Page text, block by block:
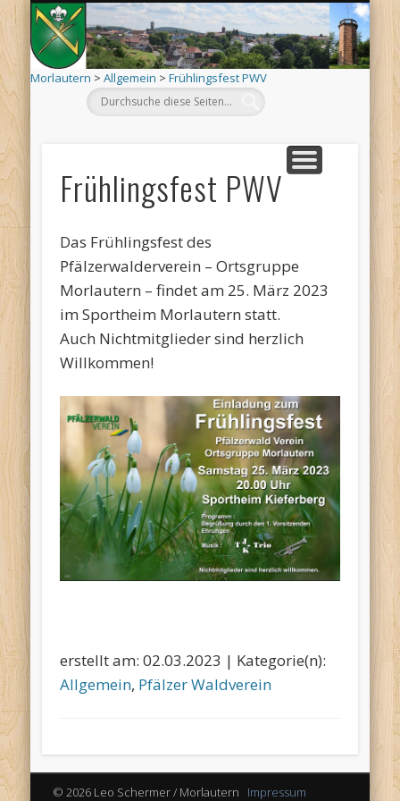
Morlautern > Allgemein > Frühlingsfest PWV
DEHÄM
AKTUELLES
TERMINE
ORTSINFO
SCHÄÄ
LÄÄWE
KIRCHEN
VEREINE
ARCHIV
LINKS
Frühlingsfest PWV
Das Frühlingsfest des
Pfälzerwalderverein – Ortsgruppe
Morlautern – findet am 25. März 2023
im Sportheim Morlautern statt.
Auch Nichtmitglieder sind herzlich
Willkommen!
erstellt am: 02.03.2023 | Kategorie(n):
Allgemein, Pfälzer Waldverein
© 2026 Leo Schermer / Morlautern Impressum